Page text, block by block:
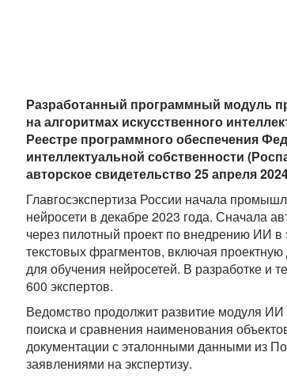
Разработанный программный модуль
на алгоритмах искусственного
Реестре программного обеспечения
интеллектуальной собственности
авторское свидетельство 25 апреля
Главгосэкспертиза России начала
нейросети в декабре 2023 года. Сначала
через пилотный проект по внедрению ИИ в
текстовых фрагментов, включая
для обучения нейросетей. В разработке и
600 экспертов.
Ведомство продолжит развитие модуля
поиска и сравнения наименования
документации с эталонными данными из
заявлениями на экспертизу.